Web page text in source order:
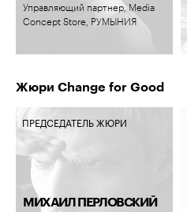
Управляющий партнер, Media
Concept Store, РУМЫНИЯ
Жюри Change for Good
ПРЕДСЕДАТЕЛЬ ЖЮРИ
МИХАИЛ ПЕРЛОВСКИЙ